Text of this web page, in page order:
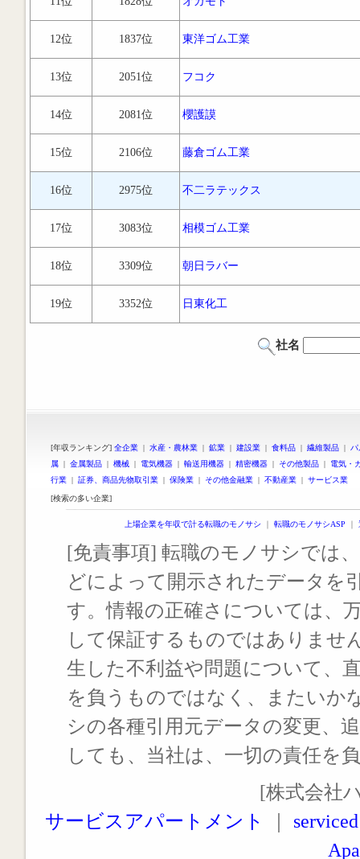
12位 1837位 東洋ゴム工業
13位 2051位 フコク
14位 2081位 櫻護謨
15位 2106位 藤倉ゴム工業
16位 2975位 不二ラテックス
17位 3083位 相模ゴム工業
18位 3309位 朝日ラバー
19位 3352位 日東化工
社名
[年収ランキング] 全企業 | 水産・農林業 | 鉱業 | 建設業 | 食料品 | 繊維製品 |
属 | 金属製品 | 機械 | 電気機器 | 輸送用機器 | 精密機器 | その他製品 | 電気・
行業 | 証券、商品先物取引業 | 保険業 | その他金融業 | 不動産業 | サービス業
[検索の多い企業]
上場企業を年収で計る転職のモノサシ ｜ 転職のモノサシASP ｜
[免責事項] 転職のモノサシでは
どによって開示されたデータを
す。情報の正確さについては、
して保証するものではありませ
生した不利益や問題について、
を負うものではなく、またいか
シの各種引用元データの変更、
しても、当社は、一切の責任を
[株式会社
サービスアパートメント